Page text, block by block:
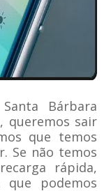
Bárbara
queremos sair
que temos
Se não temos
rápida,
que podemos